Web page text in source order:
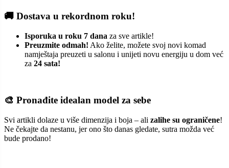
🚚 Dostava u rekordnom roku!
Isporuka u roku 7 dana za sve artikle!
Preuzmite odmah! Ako želite, možete svoj novi komad
namještaja preuzeti u salonu i unijeti novu energiju u dom već
za 24 sata!
🎨 Pronađite idealan model za sebe
Svi artikli dolaze u više dimenzija i boja – ali zalihe su ograničene!
Ne čekajte da nestanu, jer ono što danas gledate, sutra možda već
bude prodano!